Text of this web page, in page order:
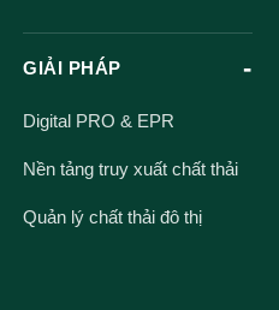
GIẢI PHÁP
Digital PRO & EPR
Nền tảng truy xuất chất thải
Quản lý chất thải đô thị